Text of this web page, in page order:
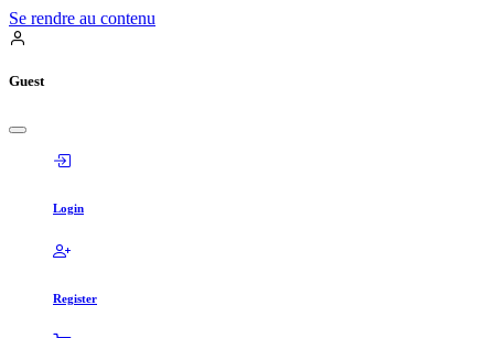
Se rendre au contenu
Guest
Login
Register